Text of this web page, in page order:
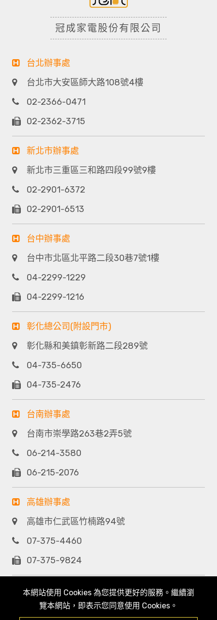
本網站使用 Cookies 為您提供更好的服務。繼續瀏
覽本網站，即表示您同意使用 Cookies。
冠成家電股份有限公司
台北辦事處
台北市大安區師大路108號4樓
02-2366-0471
02-2362-3715
新北市辦事處
新北市三重區三和路四段99號9樓
02-2901-6372
02-2901-6513
台中辦事處
台中市北區北平路二段30巷7號1樓
04-2299-1229
04-2299-1216
彰化總公司(附設門市)
彰化縣和美鎮彰新路二段289號
04-735-6650
04-735-2476
台南辦事處
台南市崇學路263巷2弄5號
06-214-3580
06-215-2076
高雄辦事處
高雄市仁武區竹楠路94號
07-375-4460
07-375-9824